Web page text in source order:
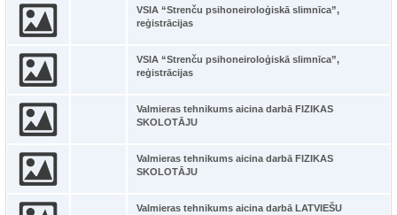
VSIA “Strenču psihoneiroloģiskā slimnīca”,
reģistrācijas
VSIA “Strenču psihoneiroloģiskā slimnīca”,
reģistrācijas
Valmieras tehnikums aicina darbā FIZIKAS
SKOLOTĀJU
Valmieras tehnikums aicina darbā FIZIKAS
SKOLOTĀJU
Valmieras tehnikums aicina darbā LATVIEŠU